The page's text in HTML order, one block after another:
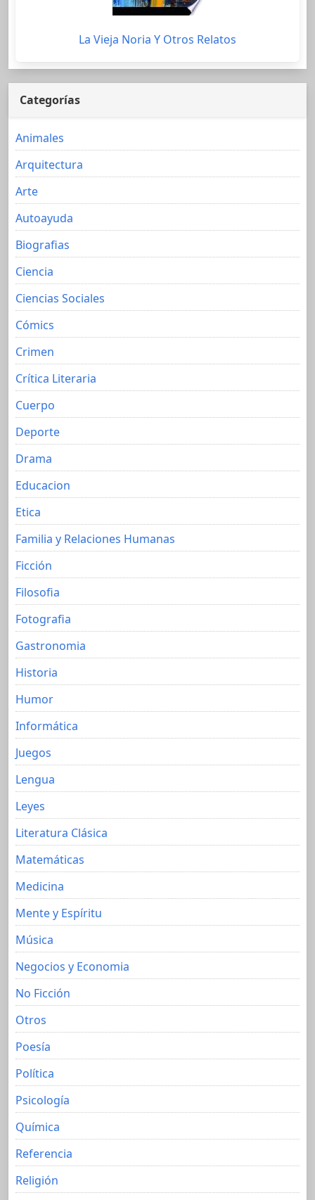
La Vieja Noria Y Otros Relatos
Categorías
Animales
Arquitectura
Arte
Autoayuda
Biografias
Ciencia
Ciencias Sociales
Cómics
Crimen
Crítica Literaria
Cuerpo
Deporte
Drama
Educacion
Etica
Familia y Relaciones Humanas
Ficción
Filosofia
Fotografia
Gastronomia
Historia
Humor
Informática
Juegos
Lengua
Leyes
Literatura Clásica
Matemáticas
Medicina
Mente y Espíritu
Música
Negocios y Economia
No Ficción
Otros
Poesía
Política
Psicología
Química
Referencia
Religión